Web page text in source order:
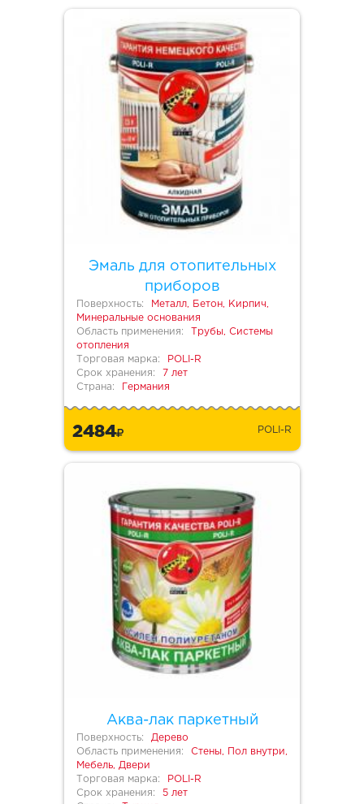
Эмаль для отопительных
приборов
Поверхность:
Металл, Бетон, Кирпич,
Минеральные основания
Область применения:
Трубы, Системы
отопления
Торговая марка:
POLI-R
Срок хранения:
7 лет
Страна:
Германия
2484 POLI-R
Аква-лак паркетный
Поверхность:
Дерево
Область применения:
Стены, Пол внутри,
Мебель, Двери
Торговая марка:
POLI-R
Срок хранения:
5 лет